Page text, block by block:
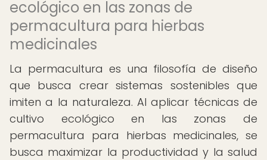
ecológico en las zonas de
permacultura para hierbas
medicinales
La permacultura es una filosofía de diseño
que busca crear sistemas sostenibles que
imiten a la naturaleza. Al aplicar técnicas de
cultivo ecológico en las zonas de
permacultura para hierbas medicinales, se
busca maximizar la productividad y la salud